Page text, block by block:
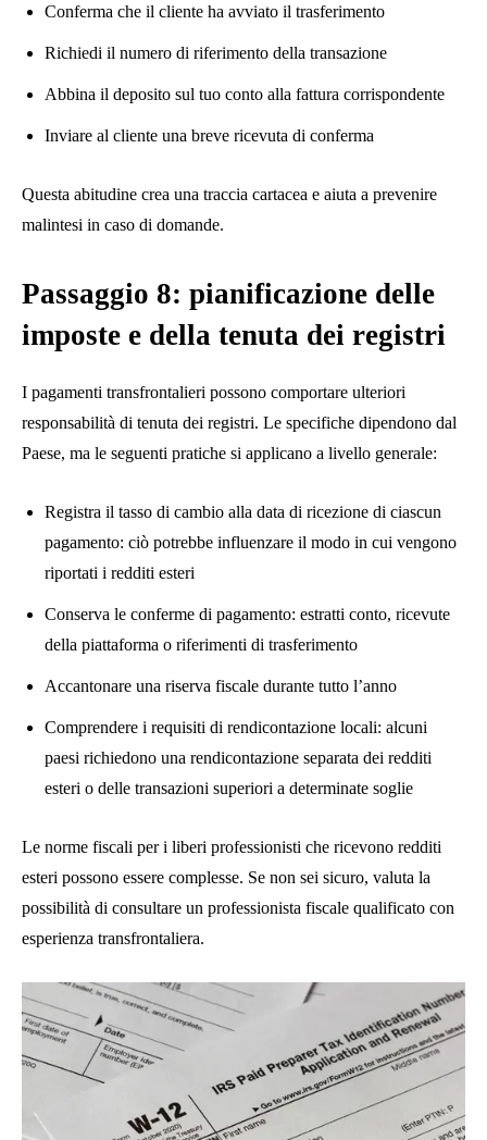
Conferma che il cliente ha avviato il trasferimento
Richiedi il numero di riferimento della transazione
Abbina il deposito sul tuo conto alla fattura corrispondente
Inviare al cliente una breve ricevuta di conferma
Questa abitudine crea una traccia cartacea e aiuta a prevenire
malintesi in caso di domande.
Passaggio 8: pianificazione delle
imposte e della tenuta dei registri
I pagamenti transfrontalieri possono comportare ulteriori
responsabilità di tenuta dei registri. Le specifiche dipendono dal
Paese, ma le seguenti pratiche si applicano a livello generale:
Registra il tasso di cambio alla data di ricezione di ciascun
pagamento: ciò potrebbe influenzare il modo in cui vengono
riportati i redditi esteri
Conserva le conferme di pagamento: estratti conto, ricevute
della piattaforma o riferimenti di trasferimento
Accantonare una riserva fiscale durante tutto l’anno
Comprendere i requisiti di rendicontazione locali: alcuni
paesi richiedono una rendicontazione separata dei redditi
esteri o delle transazioni superiori a determinate soglie
Le norme fiscali per i liberi professionisti che ricevono redditi
esteri possono essere complesse. Se non sei sicuro, valuta la
possibilità di consultare un professionista fiscale qualificato con
esperienza transfrontaliera.